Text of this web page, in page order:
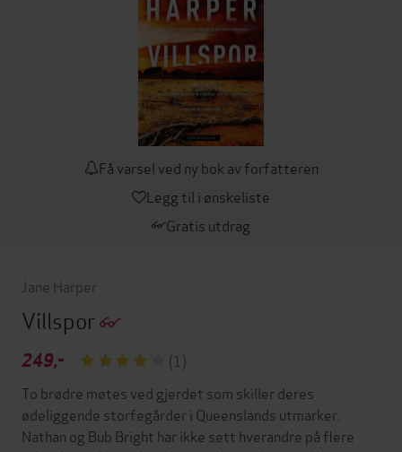
Få varsel ved ny bok av forfatteren
Legg til i ønskeliste
Gratis utdrag
Jane Harper
Villspor
249,-
(1)
To brødre møtes ved gjerdet som skiller deres
ødeliggende storfegårder i Queenslands utmarker.
Nathan og Bub Bright har ikke sett hverandre på flere